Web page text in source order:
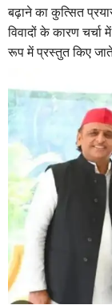
बढ़ाने का कुत्सित
विवादों के कारण
रूप में प्रस्तुत किए